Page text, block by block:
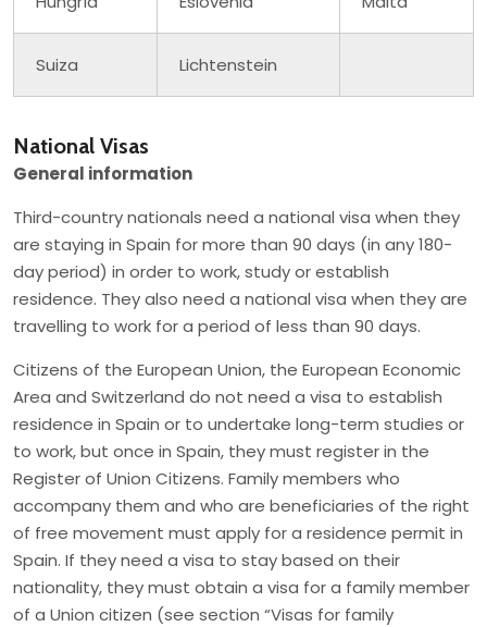
Suiza Lichtenstein
National Visas
General information
Third-country nationals need a national visa when they
are staying in Spain for more than 90 days (in any 180-
day period) in order to work, study or establish
residence. They also need a national visa when they are
travelling to work for a period of less than 90 days.
Citizens of the European Union, the European Economic
Area and Switzerland do not need a visa to establish
residence in Spain or to undertake long-term studies or
to work, but once in Spain, they must register in the
Register of Union Citizens. Family members who
accompany them and who are beneficiaries of the right
of free movement must apply for a residence permit in
Spain. If they need a visa to stay based on their
nationality, they must obtain a visa for a family member
of a Union citizen (see section “Visas for family